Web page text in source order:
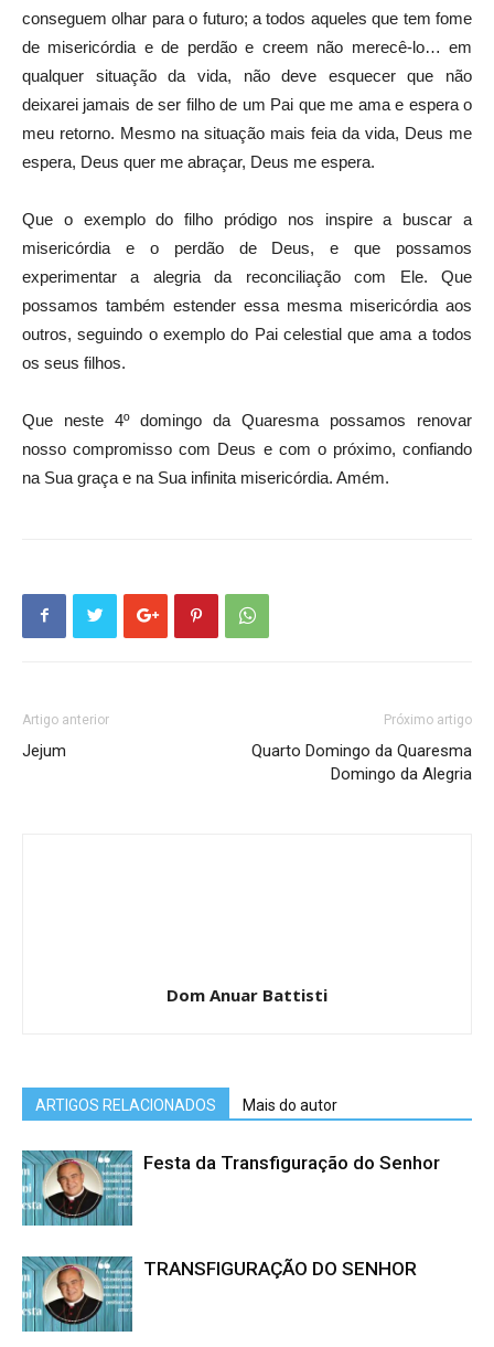
conseguem olhar para o futuro; a todos aqueles que tem fome
de misericórdia e de perdão e creem não merecê-lo… em
qualquer situação da vida, não deve esquecer que não
deixarei jamais de ser filho de um Pai que me ama e espera o
meu retorno. Mesmo na situação mais feia da vida, Deus me
espera, Deus quer me abraçar, Deus me espera.
Que o exemplo do filho pródigo nos inspire a buscar a
misericórdia e o perdão de Deus, e que possamos
experimentar a alegria da reconciliação com Ele. Que
possamos também estender essa mesma misericórdia aos
outros, seguindo o exemplo do Pai celestial que ama a todos
os seus filhos.
Que neste 4º domingo da Quaresma possamos renovar
nosso compromisso com Deus e com o próximo, confiando
na Sua graça e na Sua infinita misericórdia. Amém.
Artigo anterior
Jejum
Próximo artigo
Quarto Domingo da Quaresma
Domingo da Alegria
Dom Anuar Battisti
ARTIGOS RELACIONADOS Mais do autor
Festa da Transfiguração do Senhor
TRANSFIGURAÇÃO DO SENHOR